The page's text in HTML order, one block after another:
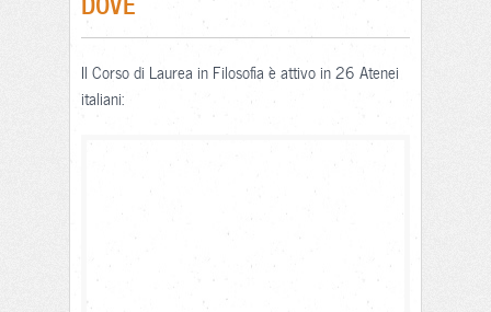
Il Corso di Laurea in Filosofia è attivo in 26 Atenei
italiani: